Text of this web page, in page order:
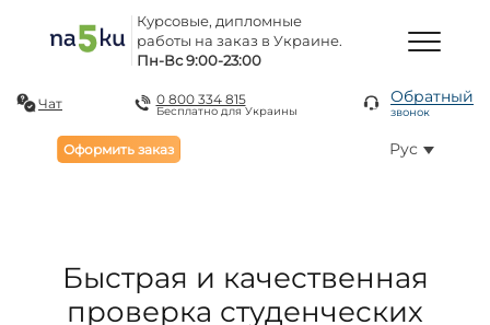
Курсовые, дипломные
работы на заказ в Украине.
Пн-Вс 9:00-23:00
Чат 0 800 334 815
Бесплатно для Украины
Обратный
звонок
Оформить заказ Рус
Быстрая и качественная
проверка студенческих